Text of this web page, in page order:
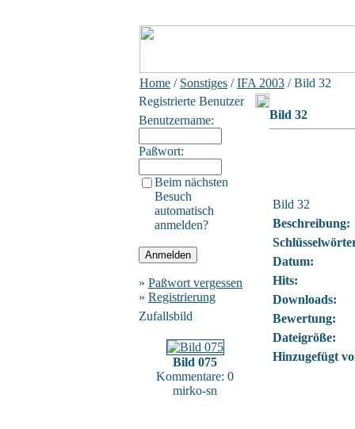
Home / Sonstiges /IFA 2003 / Bild 32
Registrierte Benutzer
Benutzername:
Paßwort:
Beim nächsten
Besuch
automatisch
anmelden?
» Paßwort vergessen
» Registrierung
Zufallsbild
Bild 075
Kommentare: 0
mirko-sn
Bild 32
Bild 32
Beschreibung:
Datum:
Hits:
Downloads:
Bewertung:
Dateigröße:
Hinzugefügt